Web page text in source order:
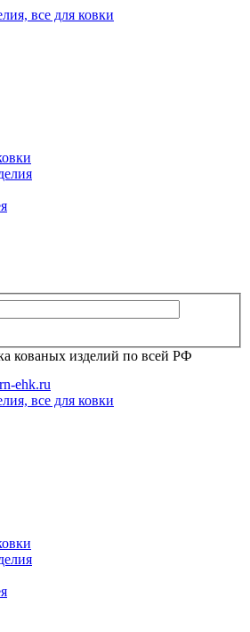
кованых изделий по всей РФ
ehk.ru